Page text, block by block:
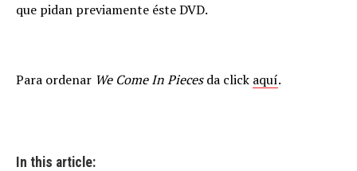
que pidan previamente éste DVD.
Para ordenar We Come In Piecesda click aquí.
In this article: